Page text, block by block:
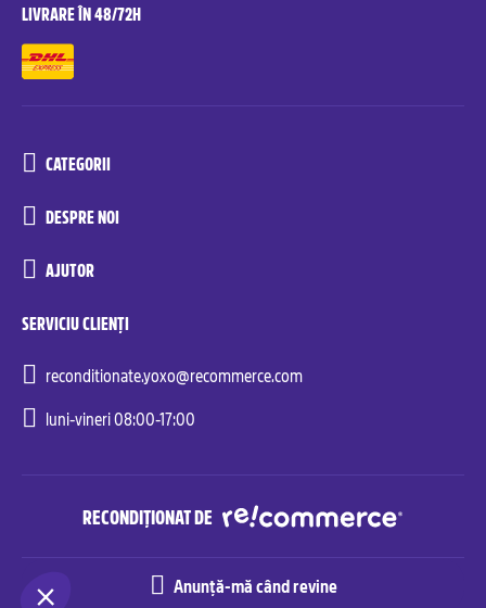
Anunță-mă când revine
LIVRARE ÎN 48/72H
CATEGORII
DESPRE NOI
AJUTOR
SERVICIU CLIENȚI
reconditionate.yoxo@recommerce.com
luni-vineri 08:00-17:00
RECONDIȚIONAT DE
Recommerce© Solutions. All rights reserved.